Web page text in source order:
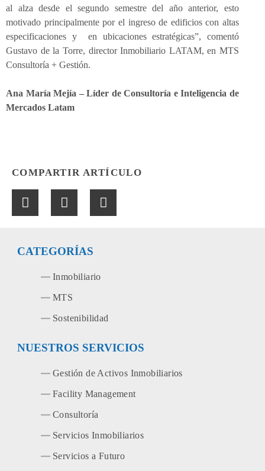
al alza desde el segundo semestre del año anterior, esto
motivado principalmente por el ingreso de edificios con altas
especificaciones y en ubicaciones estratégicas”, comentó
Gustavo de la Torre, director Inmobiliario LATAM, en MTS
Consultoría + Gestión.
Ana María Mejía – Líder de Consultoría e Inteligencia de
Mercados Latam
COMPARTIR ARTÍCULO
CATEGORÍAS
Inmobiliario
MTS
Sostenibilidad
NUESTROS SERVICIOS
Gestión de Activos Inmobiliarios
Facility Management
Consultoría
Servicios Inmobiliarios
Servicios a Futuro